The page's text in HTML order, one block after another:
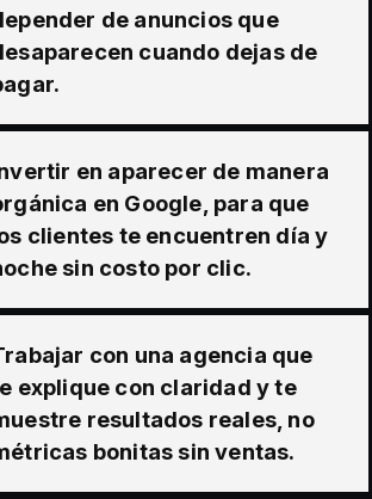
de anuncios que
cuando dejas de
en aparecer de manera
en Google, para que
clientes te encuentren día y
sin costo por clic.
con una agencia que
explique con claridad y te
resultados reales, no
bonitas sin ventas.